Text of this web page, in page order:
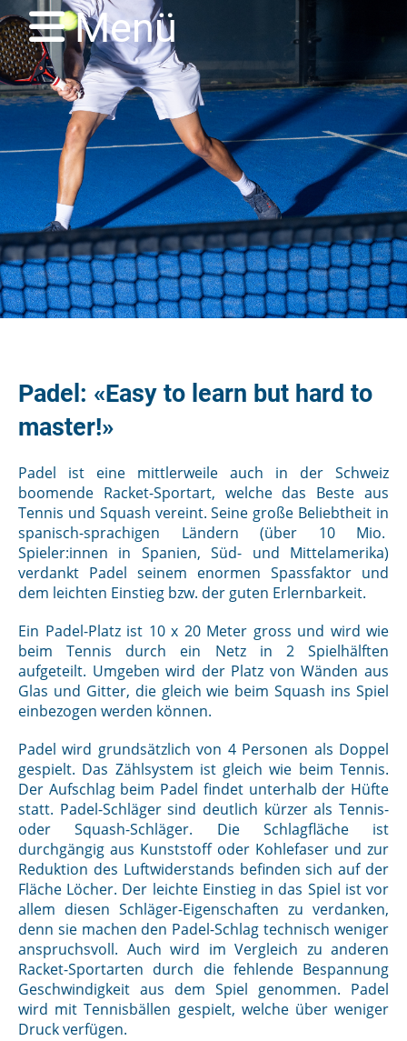
Menü
Padel: «Easy to learn but hard to
master!»
Padel ist eine mittlerweile auch in der Schweiz
boomende Racket-Sportart, welche das Beste aus
Tennis und Squash vereint. Seine große Beliebtheit in
spanisch-sprachigen Ländern (über 10 Mio.
Spieler:innen in Spanien, Süd- und Mittelamerika)
verdankt Padel seinem enormen Spassfaktor und
dem leichten Einstieg bzw. der guten Erlernbarkeit.
Ein Padel-Platz ist 10 x 20 Meter gross und wird wie
beim Tennis durch ein Netz in 2 Spielhälften
aufgeteilt. Umgeben wird der Platz von Wänden aus
Glas und Gitter, die gleich wie beim Squash ins Spiel
einbezogen werden können.
Padel wird grundsätzlich von 4 Personen als Doppel
gespielt. Das Zählsystem ist gleich wie beim Tennis.
Der Aufschlag beim Padel findet unterhalb der Hüfte
statt. Padel-Schläger sind deutlich kürzer als Tennis-
oder Squash-Schläger. Die Schlagfläche ist
durchgängig aus Kunststoff oder Kohlefaser und zur
Reduktion des Luftwiderstands befinden sich auf der
Fläche Löcher. Der leichte Einstieg in das Spiel ist vor
allem diesen Schläger-Eigenschaften zu verdanken,
denn sie machen den Padel-Schlag technisch weniger
anspruchsvoll. Auch wird im Vergleich zu anderen
Racket-Sportarten durch die fehlende Bespannung
Geschwindigkeit aus dem Spiel genommen. Padel
wird mit Tennisbällen gespielt, welche über weniger
Druck verfügen.